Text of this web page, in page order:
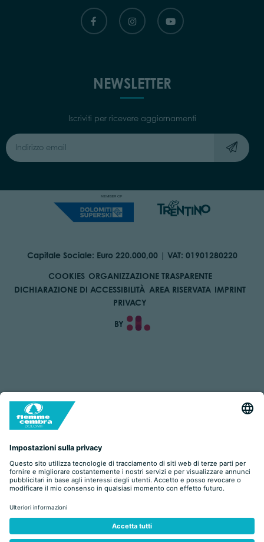
NEWSLETTER
Iscriviti per ricevere aggiornamenti
Capitale Sociale: Euro 220.000,00 | VAT: 01901280220
COOKIES ORGANIZZAZIONE TRASPARENTE
DICHIARAZIONE DI ACCESSIBILITÀ AREA RISERVATA IMPRINT
PRIVACY
BY